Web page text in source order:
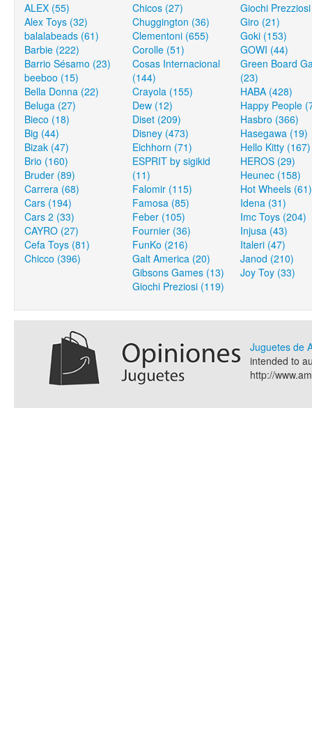
ALEX (55)
Alex Toys (32)
balalabeads (61)
Barbie (222)
Barrio Sésamo (23)
beeboo (15)
Bella Donna (22)
Beluga (27)
Bieco (18)
Big (44)
Bizak (47)
Brio (160)
Bruder (89)
Carrera (68)
Cars (194)
Cars 2 (33)
CAYRO (27)
Cefa Toys (81)
Chicco (396)
Chicos (27)
Chuggington (36)
Clementoni (655)
Corolle (51)
Cosas Internacional
(144)
Crayola (155)
Dew (12)
Diset (209)
Disney (473)
Eichhorn (71)
ESPRIT by sigikid
(11)
Falomir (115)
Famosa (85)
Feber (105)
Fournier (36)
FunKo (216)
Galt America (20)
Gibsons Games (13)
Giochi Preziosi (119)
Giochi
Giro (21)
Goki (153)
GOWI (44)
Green Board
(23)
HABA (428)
Happy People
Hasbro (366)
Hasegawa (19)
Hello Kitty (167)
HEROS (29)
Heunec (158)
Hot Wheels (61)
Idena (31)
Imc Toys (204)
Injusa (43)
Italeri (47)
Janod (210)
Joy Toy (33)
Juguetes de
intended to
http://